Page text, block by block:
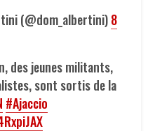
(@dom_albertini)8
des jeunes militants,
sont sortis de la
#Ajaccio